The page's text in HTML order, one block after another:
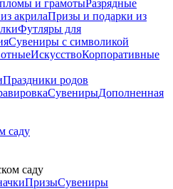
и грамотыРазрядные
акрилаПризы и подарки из
Футляры для
Сувениры с символикой
ИскусствоКорпоративные
Праздники родов
СувенирыДополненная
саду
саду
ПризыСувениры